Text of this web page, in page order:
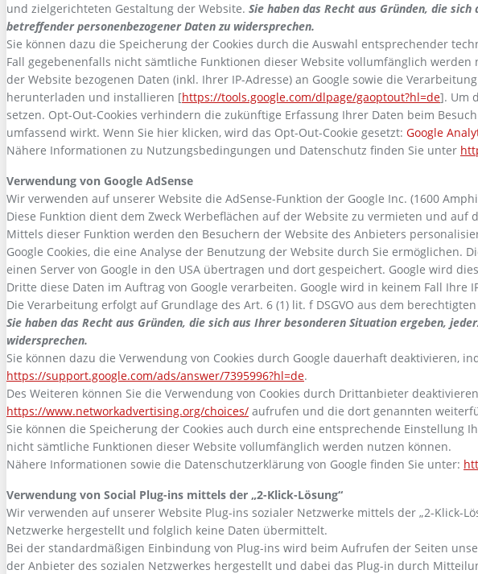
und zielgerichteten Gestaltung der Website. Sie haben das Recht aus Gründen, die
betreffender personenbezogener Daten zu widersprechen.
Sie können dazu die Speicherung der Cookies durch die Auswahl entsprechender
Fall gegebenenfalls nicht sämtliche Funktionen dieser Website vollumfänglich
der Website bezogenen Daten (inkl. Ihrer IP-Adresse) an Google sowie die
herunterladen und installieren [https://tools.google.com/dlpage/gaoptout?hl=de]. Um
setzen. Opt-Out-Cookies verhindern die zukünftige Erfassung Ihrer Daten beim
umfassend wirkt. Wenn Sie hier klicken, wird das Opt-Out-Cookie gesetzt: Google
Nähere Informationen zu Nutzungsbedingungen und Datenschutz finden Sie unter
Verwendung von Google AdSense
Wir verwenden auf unserer Website die AdSense-Funktion der Google Inc. (1600
Diese Funktion dient dem Zweck Werbeflächen auf der Website zu vermieten und
Mittels dieser Funktion werden den Besuchern der Website des Anbieters
Google Cookies, die eine Analyse der Benutzung der Website durch Sie
einen Server von Google in den USA übertragen und dort gespeichert. Google wird
Dritte diese Daten im Auftrag von Google verarbeiten. Google wird in keinem Fall
Die Verarbeitung erfolgt auf Grundlage des Art. 6 (1) lit. f DSGVO aus dem
Sie haben das Recht aus Gründen, die sich aus Ihrer besonderen Situation ergeben,
widersprechen.
Sie können dazu die Verwendung von Cookies durch Google dauerhaft
https://support.google.com/ads/answer/7395996?hl=de.
Des Weiteren können Sie die Verwendung von Cookies durch Drittanbieter
https://www.networkadvertising.org/choices/ aufrufen und die dort genannten
Sie können die Speicherung der Cookies auch durch eine entsprechende Einstellung
nicht sämtliche Funktionen dieser Website vollumfänglich werden nutzen können.
Nähere Informationen sowie die Datenschutzerklärung von Google finden Sie unter:
Verwendung von Social Plug-ins mittels der „2-Klick-Lösung“
Wir verwenden auf unserer Website Plug-ins sozialer Netzwerke mittels der „2-Klick-
Netzwerke hergestellt und folglich keine Daten übermittelt.
Bei der standardmäßigen Einbindung von Plug-ins wird beim Aufrufen der Seiten
der Anbieter des sozialen Netzwerkes hergestellt und dabei das Plug-in durch